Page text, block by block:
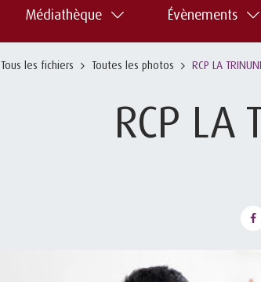
Médiathèque Évènements
Tous les fichiers Toutes les photos RCP LA
RCP LA